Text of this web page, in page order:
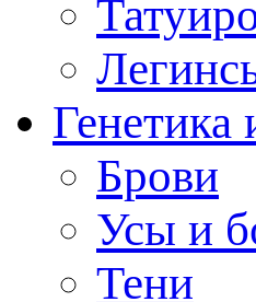
Генетика
Брови
Усы и
Тени